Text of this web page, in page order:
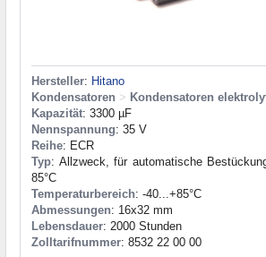
Hersteller: Hitano
Kondensatoren > Kondensatoren
Kapazität: 3300 µF
Nennspannung: 35 V
Reihe: ECR
Typ: Allzweck, für automatische
85°C
Temperaturbereich: -40...+85°C
Abmessungen: 16x32 mm
Lebensdauer: 2000 Stunden
Zolltarifnummer: 8532 22 00 00